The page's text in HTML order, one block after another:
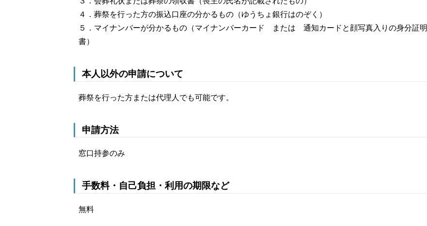
４．葬祭を行った方の振込口座の分かるもの（ゆうちょ銀行はのぞく）
５．マイナンバーが分かるもの（マイナンバーカード または 通知カードと顔写真入りの身分証明
書）
本人以外の申請について
葬祭を行った方または代理人でも可能です。
申請方法
窓口持参のみ
手数料・自己負担・利用の期限など
無料